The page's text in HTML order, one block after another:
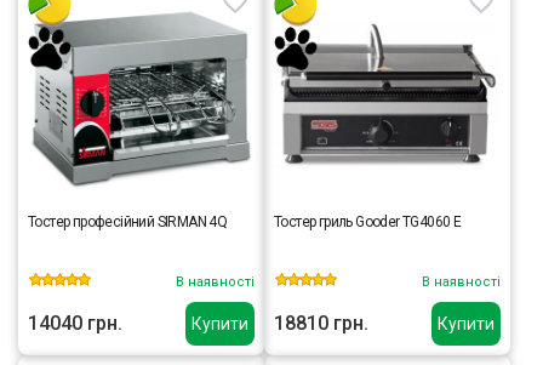
Купити
Тостер професійний SIRMAN 4Q
В наявності
14040 грн. Купити
Тостер гриль Gooder TG4060 E
В наявності
18810 грн.